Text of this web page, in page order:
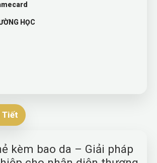
HỌC
Tiết
kèm bao da – Giải pháp